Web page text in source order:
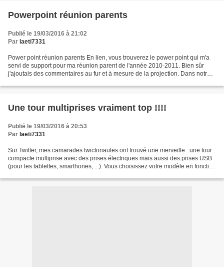
Powerpoint réunion parents
Publié le 19/03/2016 à 21:02
Par laeti7331
Power point réunion parents En lien, vous trouverez le power point qui m'a
servi de support pour ma réunion parent de l'année 2010-2011. Bien sûr
j'ajoutais des commentaires au fur et à mesure de la projection. Dans notre
Une tour multiprises vraiment top !!!!
Publié le 19/03/2016 à 20:53
Par laeti7331
Sur Twitter, mes camarades twictonautes ont trouvé une merveille : une tour
compacte multiprise avec des prises électriques mais aussi des prises USB
(pour les tablettes, smarthones, ...). Vous choisissez votre modèle en fonction